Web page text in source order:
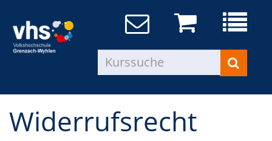
Widerrufsrecht